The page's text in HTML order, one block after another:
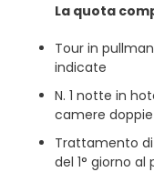
La quota
Tour in
indicate
N. 1 notte in
camere
Trattamento
del 1° giorno al